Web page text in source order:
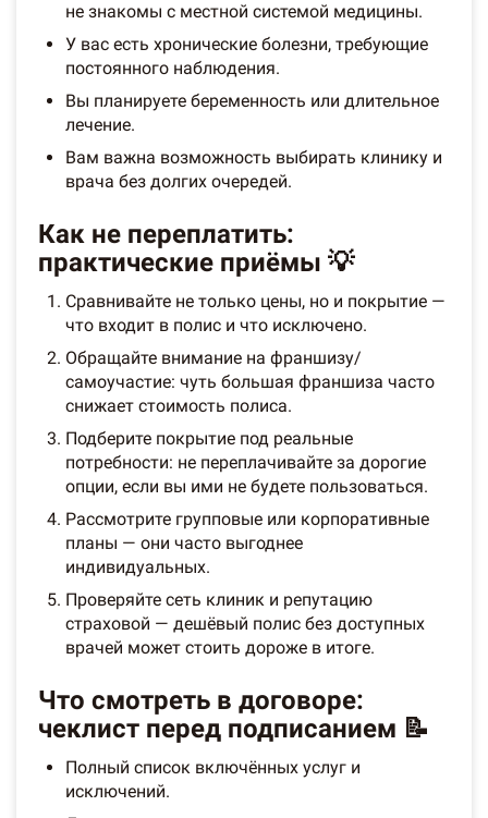
не знакомы с местной системой медицины.
У вас есть хронические болезни, требующие
постоянного наблюдения.
Вы планируете беременность или длительное
лечение.
Вам важна возможность выбирать клинику и
врача без долгих очередей.
Как не переплатить:
практические приёмы 💡
Сравнивайте не только цены, но и покрытие —
что входит в полис и что исключено.
Обращайте внимание на франшизу/
самоучастие: чуть большая франшиза часто
снижает стоимость полиса.
Подберите покрытие под реальные
потребности: не переплачивайте за дорогие
опции, если вы ими не будете пользоваться.
Рассмотрите групповые или корпоративные
планы — они часто выгоднее
индивидуальных.
Проверяйте сеть клиник и репутацию
страховой — дешёвый полис без доступных
врачей может стоить дороже в итоге.
Что смотреть в договоре:
чеклист перед подписанием 📝
Полный список включённых услуг и
исключений.